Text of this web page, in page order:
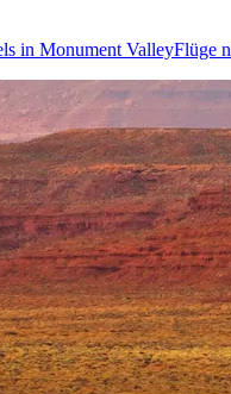
in Monument ValleyFlüge